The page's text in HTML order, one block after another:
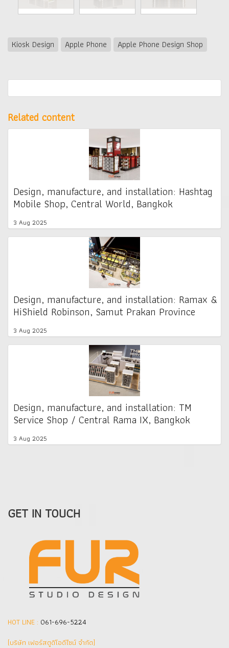
Kiosk Design Apple Phone Apple Phone Design Shop
Related content
Design, manufacture, and installation: Hashtag
Mobile Shop, Central World, Bangkok
3 Aug 2025
Design, manufacture, and installation: Ramax &
HiShield Robinson, Samut Prakan Province
3 Aug 2025
Design, manufacture, and installation: TM
Service Shop / Central Rama IX, Bangkok
3 Aug 2025
GET IN TOUCH
HOT LINE : 061-696-5224
(บริษัท เฟอร์สตูดิโอดีไซน์ จำกัด]